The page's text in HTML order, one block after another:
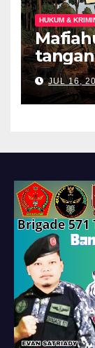
HUKUM &
sawit
JUL 16,